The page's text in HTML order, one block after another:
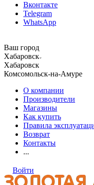
Вконтакте
Telegram
WhatsApp
Ваш город
Хабаровск
Хабаровск
Комсомольск-на-Амуре
О компании
Производители
Магазины
Как купить
Правила
Возврат
Контакты
...
Войти